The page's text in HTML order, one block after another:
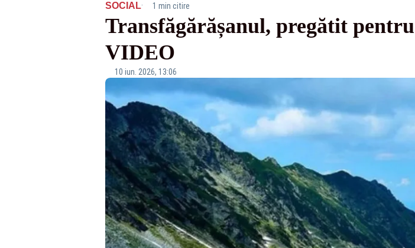
SOCIAL· 1 min citire
Transfăgărășanul, pregătit
VIDEO
10 iun. 2026, 13:06